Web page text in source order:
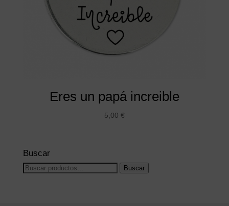
Eres un papá increible
5,00 €
Buscar
Buscar
Buscar